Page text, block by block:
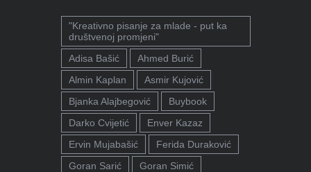
"Kreativno pisanje za mlade - put ka
društvenoj promjeni"
Adisa Bašić
Ahmed Burić
Almin Kaplan
Asmir Kujović
Bjanka Alajbegović
Buybook
Darko Cvijetić
Enver Kazaz
Ervin Mujabašić
Ferida Duraković
Goran Sarić
Goran Simić